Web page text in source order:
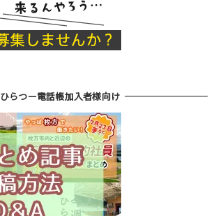
ひらつー電話帳加入者様向け